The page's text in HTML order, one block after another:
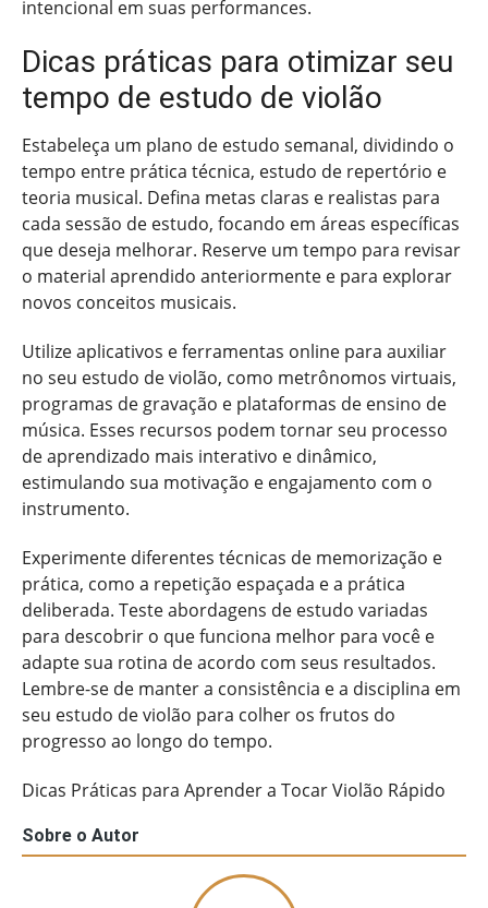
intencional em suas performances.
Dicas práticas para otimizar seu
tempo de estudo de violão
Estabeleça um plano de estudo semanal, dividindo o
tempo entre prática técnica, estudo de repertório e
teoria musical. Defina metas claras e realistas para
cada sessão de estudo, focando em áreas específicas
que deseja melhorar. Reserve um tempo para revisar
o material aprendido anteriormente e para explorar
novos conceitos musicais.
Utilize aplicativos e ferramentas online para auxiliar
no seu estudo de violão, como metrônomos virtuais,
programas de gravação e plataformas de ensino de
música. Esses recursos podem tornar seu processo
de aprendizado mais interativo e dinâmico,
estimulando sua motivação e engajamento com o
instrumento.
Experimente diferentes técnicas de memorização e
prática, como a repetição espaçada e a prática
deliberada. Teste abordagens de estudo variadas
para descobrir o que funciona melhor para você e
adapte sua rotina de acordo com seus resultados.
Lembre-se de manter a consistência e a disciplina em
seu estudo de violão para colher os frutos do
progresso ao longo do tempo.
Dicas Práticas para Aprender a Tocar Violão Rápido
Sobre o Autor